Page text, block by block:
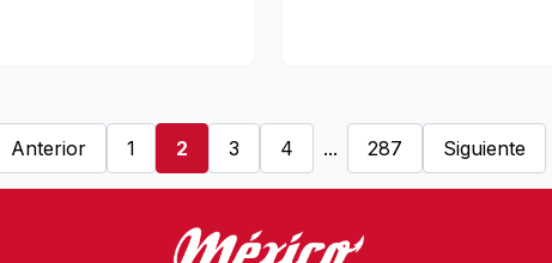
Anterior 1 2 3 4 ... 287 Siguiente